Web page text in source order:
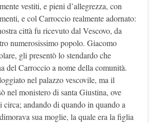
vestiti, e pieni d’allegrezza, con
e col Carroccio realmente adornato:
città fu ricevuto dal Vescovo, da
numerosissimo popolo. Giacomo
gli presentò lo stendardo che
del Carroccio a nome della comunità.
nel palazzo vescovile, ma il
nel monistero di santa Giustina, ove
circa; andando di quando in quando a
sua moglie, la quale era la figlia